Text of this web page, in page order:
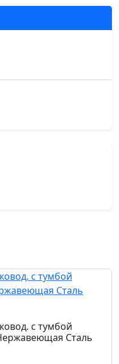
с тумбой
Сталь